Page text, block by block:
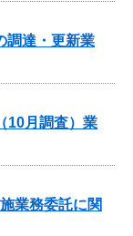
調達・更新業
10月調査）業
業務委託に関